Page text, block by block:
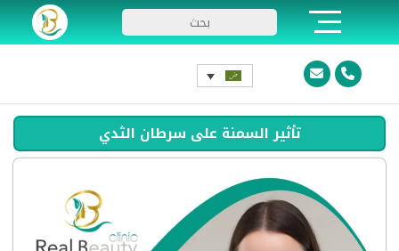
تأثير السمنة على سرطان الثدي